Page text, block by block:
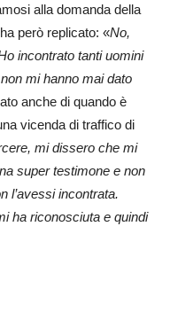
alla domanda della
ha però replicato: «No,
incontrato tanti uomini
mi hanno mai dato
anche di quando è
vicenda di traffico di
mi dissero che mi
super testimone e non
l’avessi incontrata.
ha riconosciuta e quindi